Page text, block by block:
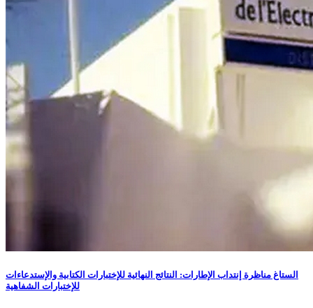
الستاغ مناظرة إنتداب الإطارات: النتائج النهائية للإختبارات الكتابية والإستدعاءات
للإختبارات الشفاهية